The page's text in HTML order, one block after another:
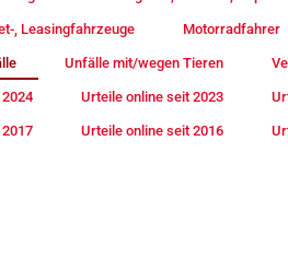
, Leasingfahrzeuge Motorradfahrer
Unfälle mit/wegen Tieren
Urteile online seit 2023
Urteile online seit 2016